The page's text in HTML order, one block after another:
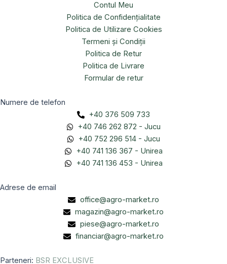
Contul Meu
Politica de Confidențialitate
Politica de Utilizare Cookies
Termeni și Condiții
Politica de Retur
Politica de Livrare
Formular de retur
Numere de telefon
+40 376 509 733
+40 746 262 872 - Jucu
+40 752 296 514 - Jucu
+40 741 136 367 - Unirea
+40 741 136 453 - Unirea
Adrese de email
office@agro-market.ro
magazin@agro-market.ro
piese@agro-market.ro
financiar@agro-market.ro
Parteneri: BSR EXCLUSIVE